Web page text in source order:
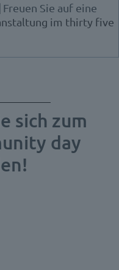
Freuen Sie auf eine
im thirty five
sich zum
day